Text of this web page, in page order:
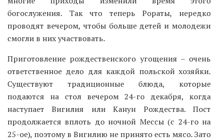
богослужения. Так что теперь Рораты, нередко
проводят вечером, чтобы больше детей и молодежи
смогли в них участвовать.
Приготовление рождественского угощения – очень
ответственное дело для каждой польской хозяйки.
Существуют традиционные блюда, которые
подаются на стол вечером 24-го декабря, когда
наступает Вигилия или Канун Рождества. Пост
продолжается вплоть до ночной Мессы (с 24-го на
25-ое), поэтому в Вигилию не принято есть мясо. Зато